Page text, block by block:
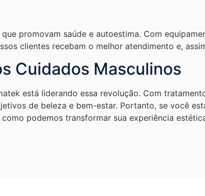
promovam saúde e autoestima. Com
clientes recebam o melhor atendimento e,
Cuidados Masculinos
está liderando essa revolução. Com
de beleza e bem-estar. Portanto, se você
podemos transformar sua experiência